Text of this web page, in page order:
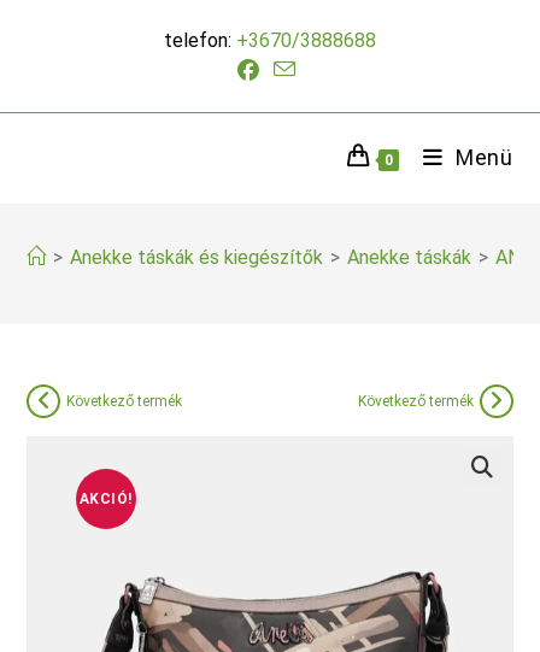
telefon: +3670/3888688
0 Menü
> Anekke táskák és kiegészítők > Anekke táskák >
AKCIÓ!
Következő termék Következő termék